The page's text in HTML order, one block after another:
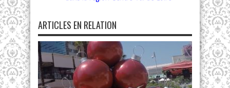
ARTICLES EN RELATION